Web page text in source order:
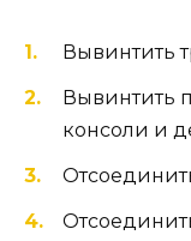
Вывинтить
Вывинтить
консоли и